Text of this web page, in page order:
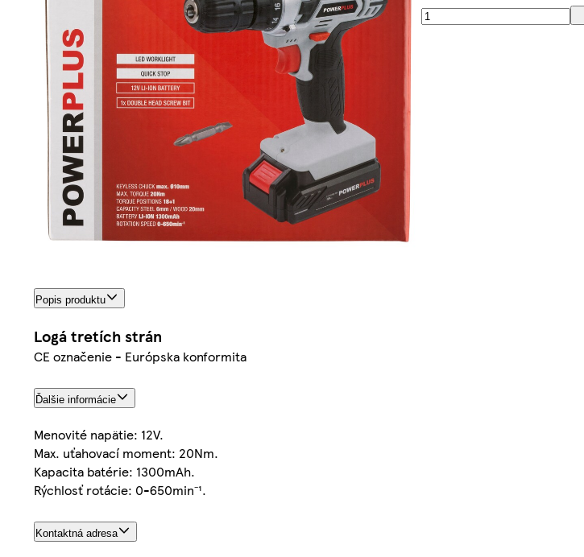
Popis produktu
Logá tretích strán
CE označenie - Európska konformita
Ďalšie informácie
Menovité napätie: 12V.
Max. uťahovací moment: 20Nm.
Kapacita batérie: 1300mAh.
Rýchlosť rotácie: 0-650min⁻¹.
Kontaktná adresa